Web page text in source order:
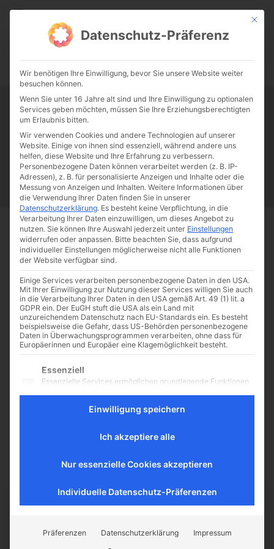
CATHWALK.DE
0:00 -:--
Tag:Lenin
Papst Franziskus Ehe Sex Liebe Familie
Katholizismus
Franziskus
50 Jahre Humanae vitae Katholische Kirche
Pille-Porno-Puff-Idylle
Von Dr. Martin Voigt Unisex-
Toiletten, das voluminöse Gender-
Sprech (*_/Innen),
Regenbogenflaggen auf
Staatsgebäuden, der aggressive
Homo-Lobbyismus und die üppige
sind die Aufreger dieser...
Start Schlagworte Lenin
Mit
Datenschutz-Präferenz
Wir benötigen Ihre Einwilligung, bevor Sie unsere Website weiter
besuchen können.
Wenn Sie unter 16 Jahre alt sind und Ihre Einwilligung zu optionalen
Services geben möchten, müssen Sie Ihre Erziehungsberechtigten
um Erlaubnis bitten.
Wir verwenden Cookies und andere Technologien auf unserer
Website. Einige von ihnen sind essenziell, während andere uns
helfen, diese Website und Ihre Erfahrung zu verbessern.
Personenbezogene Daten können verarbeitet werden (z. B. IP-
Adressen), z. B. für personalisierte Anzeigen und Inhalte oder die
Messung von Anzeigen und Inhalten. Weitere Informationen über
die Verwendung Ihrer Daten finden Sie in unserer
Datenschutzerklärung. Es besteht keine Verpflichtung, in die
Verarbeitung Ihrer Daten einzuwilligen, um dieses Angebot zu
nutzen. Sie können Ihre Auswahl jederzeit unter Einstellungen
widerrufen oder anpassen. Bitte beachten Sie, dass aufgrund
individueller Einstellungen möglicherweise nicht alle Funktionen
der Website verfügbar sind.
Einige Services verarbeiten personenbezogene Daten in den USA.
Mit Ihrer Einwilligung zur Nutzung dieser Services willigen Sie auch
in die Verarbeitung Ihrer Daten in den USA gemäß Art. 49 (1) lit. a
GDPR ein. Der EuGH stuft die USA als ein Land mit
unzureichendem Datenschutz nach EU-Standards ein. Es besteht
beispielsweise die Gefahr, dass US-Behörden personenbezogene
Daten in Überwachungsprogrammen verarbeiten, ohne dass für
Europäerinnen und Europäer eine Klagemöglichkeit besteht.
Es folgt eine Liste der Service-Gruppen, für die eine
Essenziell
Essenzielle Services ermöglichen grundlegende Funktionen
Statistik-Cookies sammeln Nutzungsdaten, die uns
Aufschluss darüber geben, wie unsere Besucher mit unserer
Externe Medien
werden standardmäßig blockiert. Wenn externe Services
Einwilligung speichern
Ich akzeptiere alle
Nur essenzielle Cookies akzeptieren
Individuelle Datenschutz-Präferenzen
Präferenzen Datenschutzerklärung Impressum